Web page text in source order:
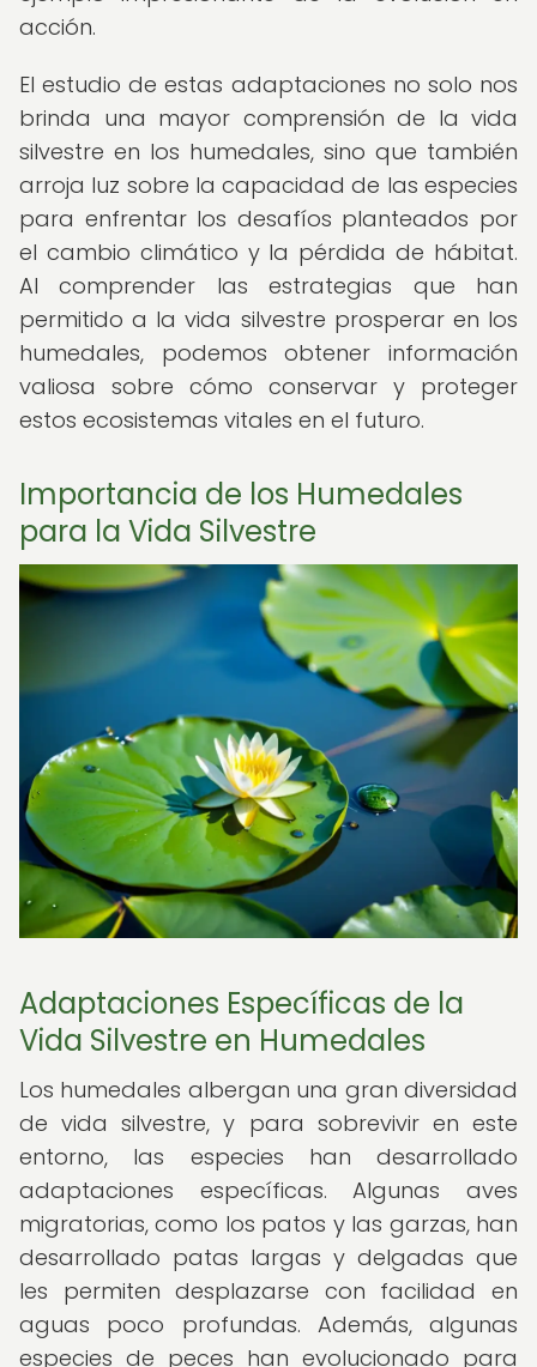
acción.
El estudio de estas adaptaciones no solo nos
brinda una mayor comprensión de la vida
silvestre en los humedales, sino que también
arroja luz sobre la capacidad de las especies
para enfrentar los desafíos planteados por
el cambio climático y la pérdida de hábitat.
Al comprender las estrategias que han
permitido a la vida silvestre prosperar en los
humedales, podemos obtener información
valiosa sobre cómo conservar y proteger
estos ecosistemas vitales en el futuro.
Importancia de los Humedales
para la Vida Silvestre
Adaptaciones Específicas de la
Vida Silvestre en Humedales
Los humedales albergan una gran diversidad
de vida silvestre, y para sobrevivir en este
entorno, las especies han desarrollado
adaptaciones específicas. Algunas aves
migratorias, como los patos y las garzas, han
desarrollado patas largas y delgadas que
les permiten desplazarse con facilidad en
aguas poco profundas. Además, algunas
especies de peces han evolucionado para